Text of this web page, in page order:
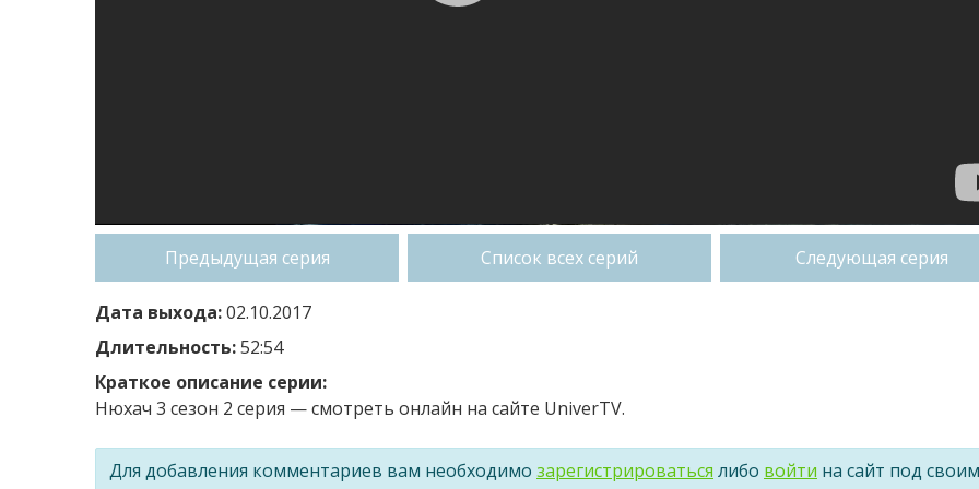
Предыдущая серия Список всех серий Следующая серия
Дата выхода:02.10.2017
Длительность:52:54
Краткое описание серии:
Нюхач 3 сезон 2 серия — смотреть онлайн на сайте UniverTV.
Для добавления комментариев вам необходимо зарегистрироваться либо войти на сайт под своим